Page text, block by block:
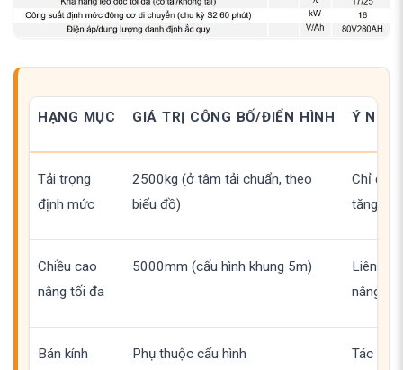
HẠNG MỤC GIÁ TRỊ CÔNG BỐ/ĐIỂN HÌNH Ý
Tải trọng
định mức
2500kg (ở tâm tải chuẩn, theo
biểu đồ)
Chỉ
tăng
Chiều cao
nâng tối đa
5000mm (cấu hình khung 5m)
Liên
nâng
Bán kính
Phụ thuộc cấu hình Tác